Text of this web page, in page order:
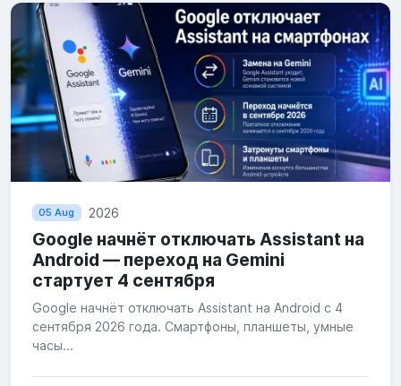
05 Aug 2026
Google начнёт отключать Assistant на
Android — переход на Gemini
стартует 4 сентября
Google начнёт отключать Assistant на Android с 4
сентября 2026 года. Смартфоны, планшеты, умные
часы...